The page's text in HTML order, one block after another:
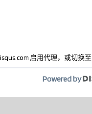
启用代理，或切换至
Powered by